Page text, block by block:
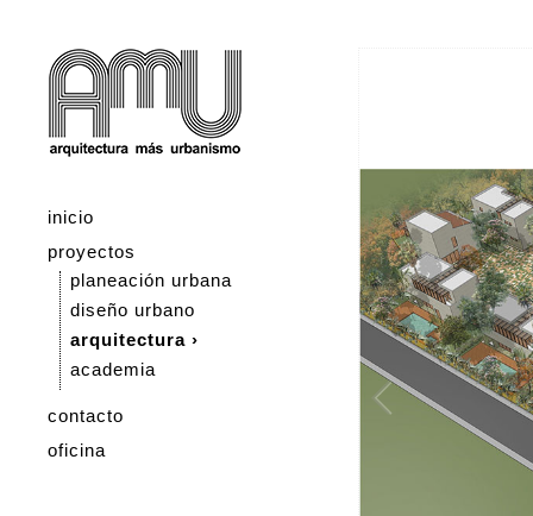
inicio
proyectos
planeación urbana
diseño urbano
arquitectura ›
academia
contacto
oficina